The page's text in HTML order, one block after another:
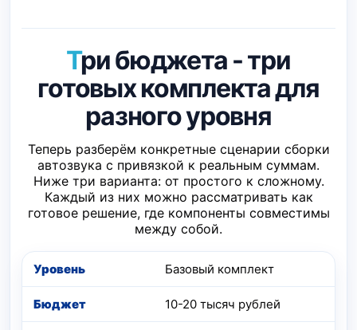
Три бюджета - три
готовых комплекта для
разного уровня
Теперь разберём конкретные сценарии сборки
автозвука с привязкой к реальным суммам.
Ниже три варианта: от простого к сложному.
Каждый из них можно рассматривать как
готовое решение, где компоненты совместимы
между собой.
Уровень
Бюджет
Базовый комплект
10-20 тысяч рублей